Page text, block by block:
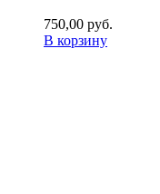
750,00 руб.
В корзину